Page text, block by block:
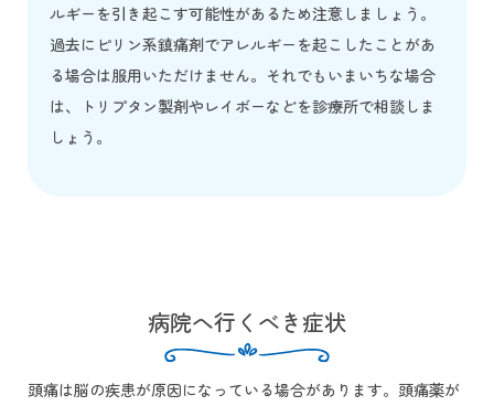
ルギーを引き起こす可能性があるため注意しましょう。
過去にピリン系鎮痛剤でアレルギーを起こしたことがあ
る場合は服用いただけません。それでもいまいちな場合
は、トリプタン製剤やレイボーなどを診療所で相談しま
しょう。
病院へ行くべき症状
頭痛は脳の疾患が原因になっている場合があります。頭痛薬が